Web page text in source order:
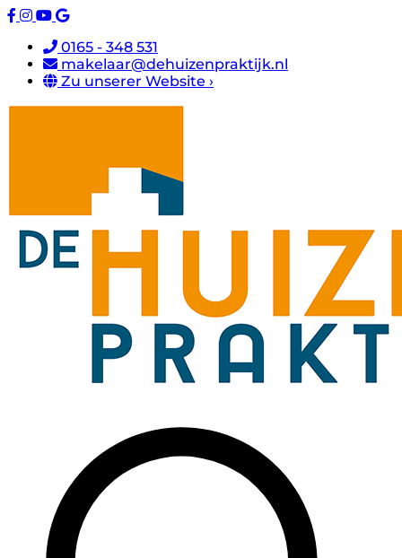
0165 - 348 531
makelaar@dehuizenpraktijk.nl
Zu unserer Website ›